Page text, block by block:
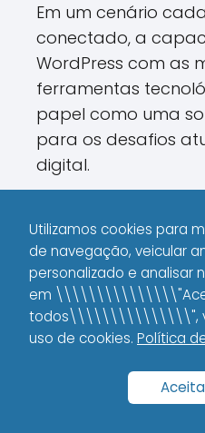
Em um cenário
conectado, a
WordPress com as
ferramentas
papel como uma
para os desafios
digital.
Um dos pontos mais
WordPress é a
desenvolvedores e
para a melhoria
Utilizamos cookies para
de navegação, veicular
personalizado e analisar
em
todos\\\\\\\\\\\\\\\",
uso de cookies. Política